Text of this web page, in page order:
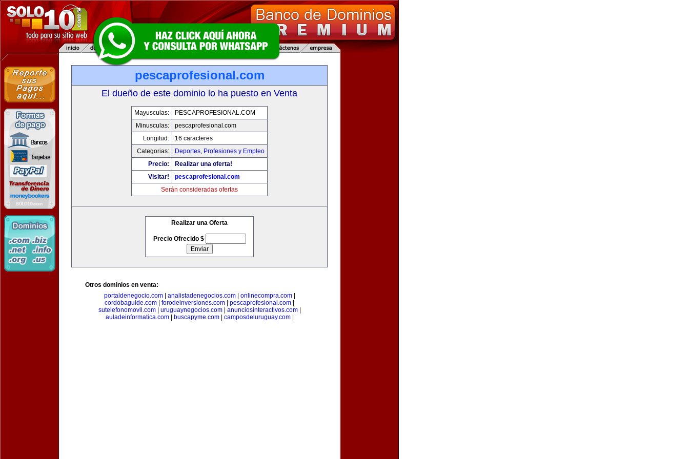
pescaprofesional.com
El dueño de este dominio lo ha puesto en Venta
Mayusculas:
PESCAPROFESIONAL.COM
Minusculas:
pescaprofesional.com
Longitud:
16 caracteres
Categorias:
Deportes, Profesiones y Empleo
Precio:
Realizar una oferta!
Visitar!
pescaprofesional.com
Serán consideradas ofertas
Realizar una Oferta
Precio Ofrecido $
Otros dominios en venta:
portaldenegocio.com| analistadenegocios.com| onlinecompra.com|
cordobaguide.com
forodeinversiones.com pescaprofesional.com
sutelefonomovil.com| uruguaynegocios.com| anunciosinteractivos.com|
auladeinformatica.com| buscapyme.com| camposdeluruguay.com|